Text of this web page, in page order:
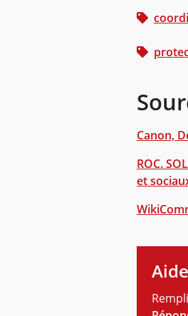
Canon,
ROC.
et